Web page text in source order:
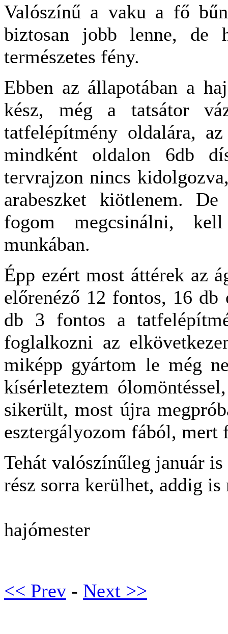
Valószínű a vaku a fő
biztosan jobb lenne, de
természetes fény.
Ebben az állapotában a
kész, még a tatsátor
tatfelépítmény oldalára,
mindként oldalon 6db
tervrajzon nincs
arabeszket kiötlenem.
fogom megcsinálni,
munkában.
Épp ezért most áttérek az
előrenéző 12 fontos, 16
db 3 fontos a
foglalkozni az
miképp gyártom le még
kísérleteztem
sikerült, most újra
esztergályozom fából, mert
Tehát valószínűleg január
rész sorra kerülhet, addig
hajómester
<< Prev - Next >>